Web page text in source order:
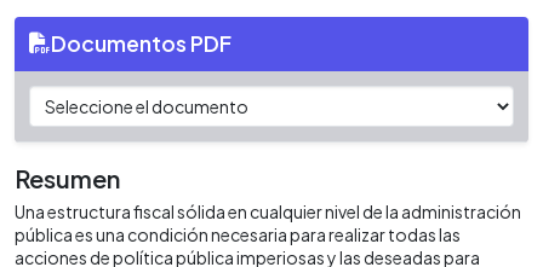
Documentos PDF
Resumen
Una estructura fiscal sólida en cualquier nivel de la administración
pública es una condición necesaria para realizar todas las
acciones de política pública imperiosas y las deseadas para